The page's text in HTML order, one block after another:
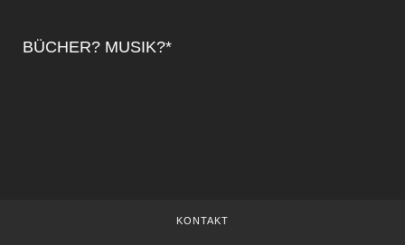
BÜCHER? MUSIK?*
KONTAKT